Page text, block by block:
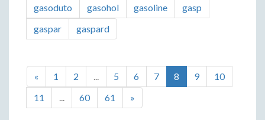
gasoduto
gasohol gasoline
gasp
gaspar
gaspard
« 1 2 ... 5 6 7 8 9
10
11
... 60 61 »